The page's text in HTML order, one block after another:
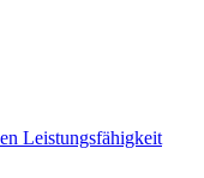
Leistungsfähigkeit